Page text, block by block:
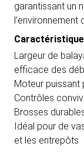
garantissant un
l'environnement
Largeur de
efficace des
Moteur
Contrôles
Brosses
Idéal pour de
et les entrepôts